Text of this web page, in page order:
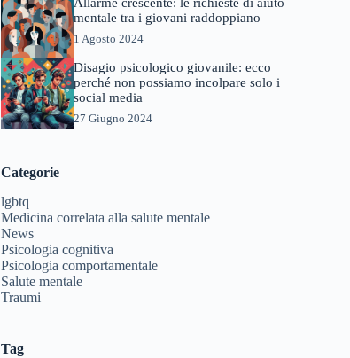
Allarme crescente: le richieste di aiuto
mentale tra i giovani raddoppiano
1 Agosto 2024
Disagio psicologico giovanile: ecco
perché non possiamo incolpare solo i
social media
27 Giugno 2024
Categorie
lgbtq
Medicina correlata alla salute mentale
News
Psicologia cognitiva
Psicologia comportamentale
Salute mentale
Traumi
Tag